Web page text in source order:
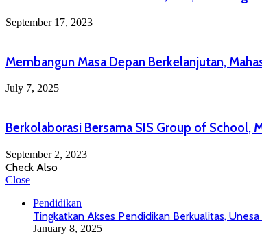
September 17, 2023
Membangun Masa Depan Berkelanjutan,
July 7, 2025
Berkolaborasi Bersama SIS Group of School,
September 2, 2023
Check Also
Close
Pendidikan
Tingkatkan Akses Pendidikan Berkualitas,
January 8, 2025